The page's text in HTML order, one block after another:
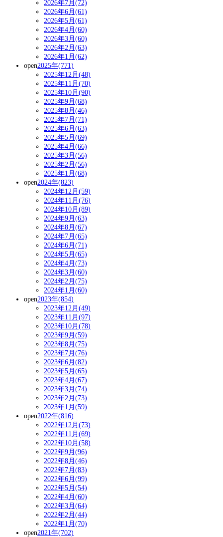
2026年7月(72)
2026年6月(61)
2026年5月(61)
2026年4月(60)
2026年3月(60)
2026年2月(63)
2026年1月(62)
open2025年(771)
2025年12月(48)
2025年11月(70)
2025年10月(90)
2025年9月(68)
2025年8月(46)
2025年7月(71)
2025年6月(63)
2025年5月(69)
2025年4月(66)
2025年3月(56)
2025年2月(56)
2025年1月(68)
open2024年(823)
2024年12月(59)
2024年11月(76)
2024年10月(89)
2024年9月(63)
2024年8月(67)
2024年7月(65)
2024年6月(71)
2024年5月(65)
2024年4月(73)
2024年3月(60)
2024年2月(75)
2024年1月(60)
open2023年(854)
2023年12月(49)
2023年11月(97)
2023年10月(78)
2023年9月(59)
2023年8月(75)
2023年7月(76)
2023年6月(82)
2023年5月(65)
2023年4月(67)
2023年3月(74)
2023年2月(73)
2023年1月(59)
open2022年(816)
2022年12月(73)
2022年11月(69)
2022年10月(58)
2022年9月(96)
2022年8月(46)
2022年7月(83)
2022年6月(99)
2022年5月(54)
2022年4月(60)
2022年3月(64)
2022年2月(44)
2022年1月(70)
open2021年(702)